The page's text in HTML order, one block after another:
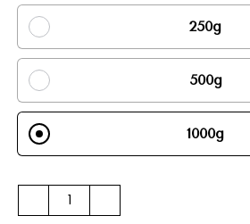
250g
500g
1000g
ilość